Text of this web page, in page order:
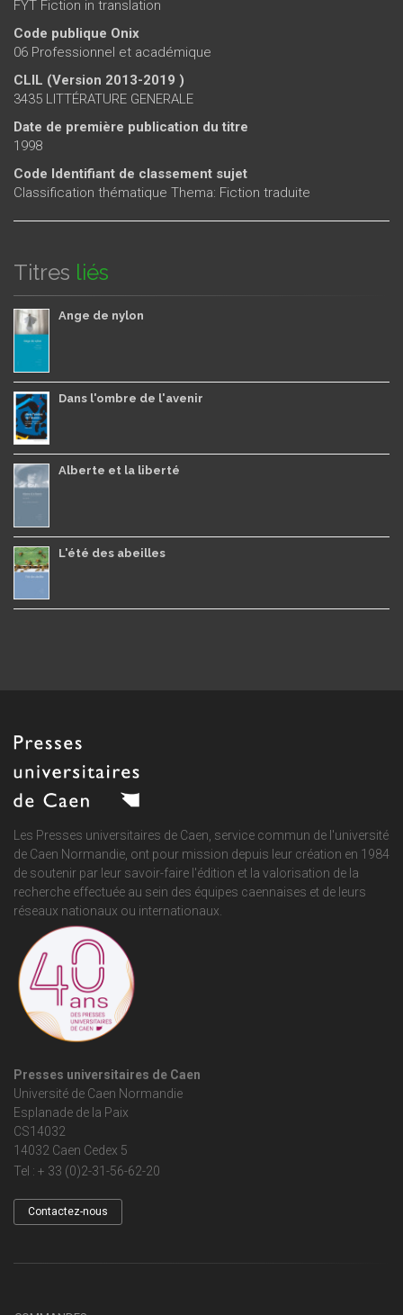
FYT Fiction in translation
Code publique Onix
06 Professionnel et académique
CLIL (Version 2013-2019 )
3435 LITTÉRATURE GENERALE
Date de première publication du titre
1998
Code Identifiant de classement sujet
Classification thématique Thema: Fiction traduite
Titres liés
Ange de nylon
Dans l'ombre de l'avenir
Alberte et la liberté
L'été des abeilles
Les Presses universitaires de Caen, service commun de l'université
de Caen Normandie , ont pour mission depuis leur création en 1984
de soutenir par leur savoir-faire l'édition et la valorisation de la
recherche effectuée au sein des équipes caennaises et de leurs
réseaux nationaux ou internationaux.
Presses universitaires de Caen
Université de Caen Normandie
Esplanade de la Paix
CS14032
14032 Caen Cedex 5
Tel : + 33 (0)2-31-56-62-20
Contactez-nous